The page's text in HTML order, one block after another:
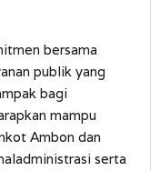
bersama
publik yang
bagi
mampu
Ambon dan
serta